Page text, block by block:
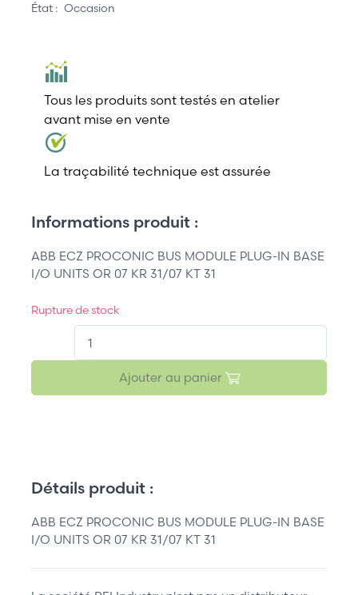
État : Occasion
Tous les produits sont testés en atelier
avant mise en vente
La traçabilité technique est assurée
Informations produit :
ABB ECZ PROCONIC BUS MODULE PLUG-IN BASE
I/O UNITS OR 07 KR 31/07 KT 31
Rupture de stock
Ajouter au panier
Détails produit :
ABB ECZ PROCONIC BUS MODULE PLUG-IN BASE
I/O UNITS OR 07 KR 31/07 KT 31